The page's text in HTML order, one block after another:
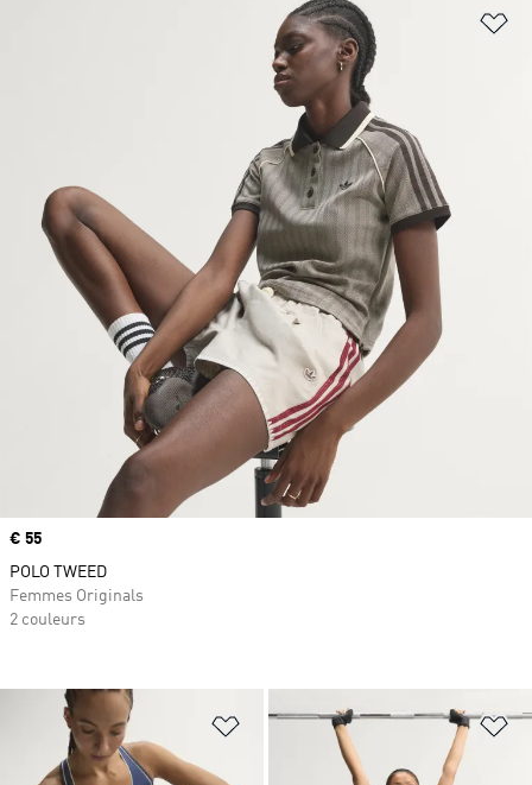
Ajouter à la Liste de produits
Prix
€ 55
POLO TWEED
Femmes Originals
2 couleurs